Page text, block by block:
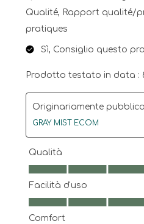
Qualité, Rapport qualité/
pratiques
Sì, Consiglio questo
Prodotto testato in data :
Originariamente
GRAY MIST ECOM
Qualità
Qualità, 5.0 su 5
Facilità d'uso
Facilità d'uso, 5.0 su 5
Comfort